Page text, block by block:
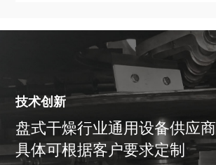
技术创新
盘式干燥行业通用设备供应商
具体可根据客户要求定制